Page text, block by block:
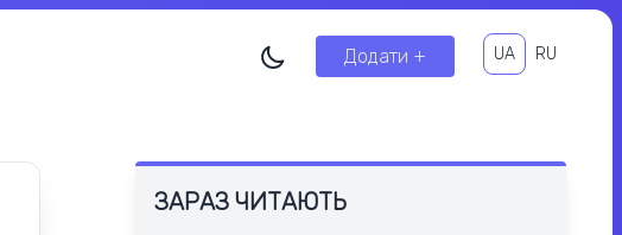
Додати + UA RU
ЗАРАЗ ЧИТАЮТЬ